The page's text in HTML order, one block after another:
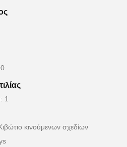
1
κινούμενων σχεδίων